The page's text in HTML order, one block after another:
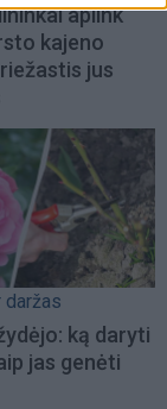
aplink
kajeno
jus
daržas
ką daryti
jas genėti